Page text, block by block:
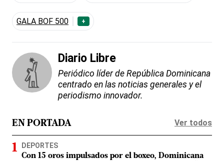
GALA BOF 500 +
Diario Libre
Periódico líder de República Dominicana
centrado en las noticias generales y el
periodismo innovador.
EN PORTADA Ver todos
DEPORTES
Con 15 oros impulsados por el boxeo, Dominicana